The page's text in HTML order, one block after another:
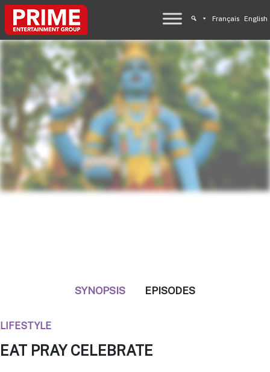
Français English
SYNOPSIS EPISODES
LIFESTYLE
EAT PRAY CELEBRATE